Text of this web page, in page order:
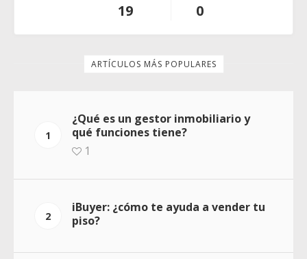
19 0
ARTÍCULOS MÁS POPULARES
1
¿Qué es un gestor inmobiliario y
qué funciones tiene?
1
2
iBuyer: ¿cómo te ayuda a vender tu
piso?